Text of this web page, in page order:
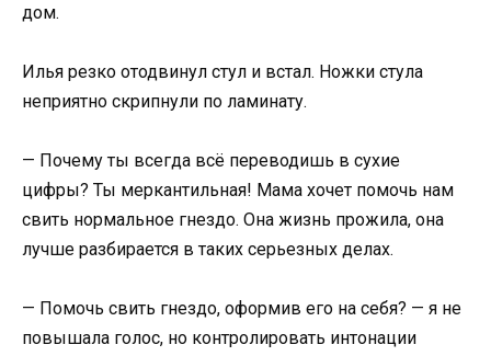
дом.
Илья резко отодвинул стул и встал. Ножки стула
неприятно скрипнули по ламинату.
— Почему ты всегда всё переводишь в сухие
цифры? Ты меркантильная! Мама хочет помочь нам
свить нормальное гнездо. Она жизнь прожила, она
лучше разбирается в таких серьезных делах.
— Помочь свить гнездо, оформив его на себя? — я не
повышала голос, но контролировать интонации